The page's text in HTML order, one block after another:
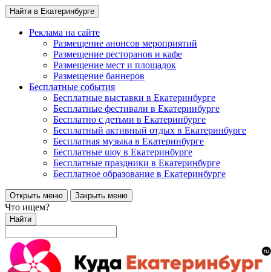
Найти в Екатеринбурге
Реклама на сайте
Размещение анонсов мероприятий
Размещение ресторанов и кафе
Размещение мест и площадок
Размещение баннеров
Бесплатные события
Бесплатные выставки в Екатеринбурге
Бесплатные фестивали в Екатеринбурге
Бесплатно с детьми в Екатеринбурге
Бесплатный активный отдых в Екатеринбурге
Бесплатная музыка в Екатеринбурге
Бесплатные шоу в Екатеринбурге
Бесплатные праздники в Екатеринбурге
Бесплатное образование в Екатеринбурге
Открыть меню Закрыть меню
Что ищем?
Найти